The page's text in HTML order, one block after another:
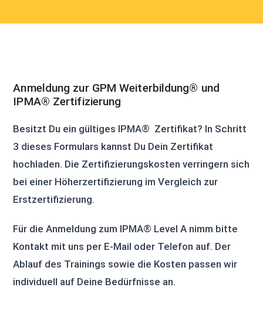
Anmeldung zur GPM Weiterbildung® und
IPMA® Zertifizierung
Besitzt Du ein gültiges IPMA® Zertifikat? In Schritt
3 dieses Formulars kannst Du Dein Zertifikat
hochladen. Die Zertifizierungskosten verringern sich
bei einer Höherzertifizierung im Vergleich zur
Erstzertifizierung.
Für die Anmeldung zum IPMA® Level A nimm bitte
Kontakt mit uns per E-Mail oder Telefon auf. Der
Ablauf des Trainings sowie die Kosten passen wir
individuell auf Deine Bedürfnisse an.